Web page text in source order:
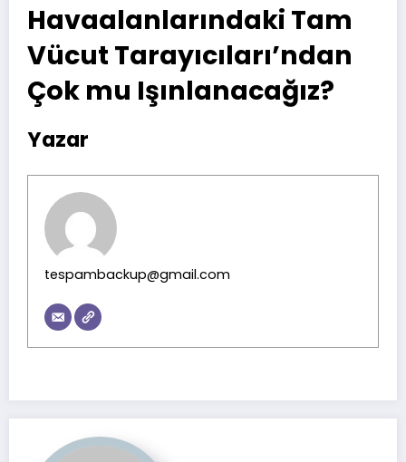
Havaalanlarındaki Tam
Vücut Tarayıcıları’ndan
Çok mu Işınlanacağız?
Yazar
tespambackup@gmail.com